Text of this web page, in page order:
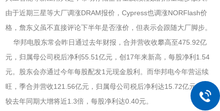
由于近期三星等大厂调涨DRAM报价，Cypress也调涨NORFlash价
格，詹东义虽不直接评论下半年是否涨价，但表示会跟随大厂脚步。
华邦电股东常会昨日通过去年财报，合并营收收攀高至475.92亿
元，归属母公司税后净利55.51亿元，创17年来新高，每股净利1.54
元。股东会亦通过今年每股配发1元现金股利。而华邦电今年营运续
旺，季合并营收121.56亿元，归属母公司税后净利达15.72亿元，但
较去年同期大增将近1.3倍，每股净利达0.40元。